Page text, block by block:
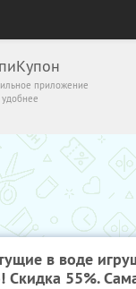
приложение
в воде
Скидка 55%.